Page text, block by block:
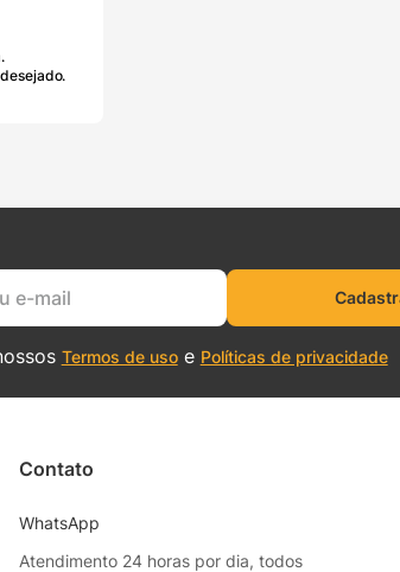
Termos de usoe Políticas de privacidade
Contato
WhatsApp
Atendimento 24 horas por dia, todos